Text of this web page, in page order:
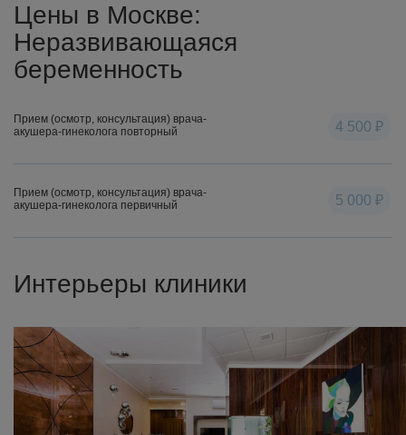
Цены в Москве:
Неразвивающаяся
беременность
Прием (осмотр, консультация) врача-
акушера-гинеколога повторный
4 500 ₽
Прием (осмотр, консультация) врача-
акушера-гинеколога первичный
5 000 ₽
Интерьеры клиники